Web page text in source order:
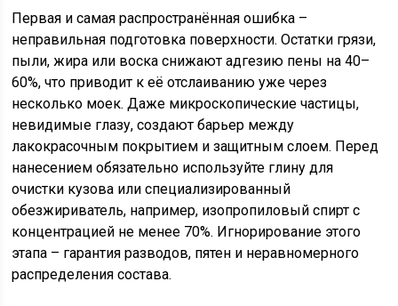
Первая и самая распространённая ошибка –
неправильная подготовка поверхности. Остатки грязи,
пыли, жира или воска снижают адгезию пены на 40–
60%, что приводит к её отслаиванию уже через
несколько моек. Даже микроскопические частицы,
невидимые глазу, создают барьер между
лакокрасочным покрытием и защитным слоем. Перед
нанесением обязательно используйте глину для
очистки кузова или специализированный
обезжириватель, например, изопропиловый спирт с
концентрацией не менее 70%. Игнорирование этого
этапа – гарантия разводов, пятен и неравномерного
распределения состава.